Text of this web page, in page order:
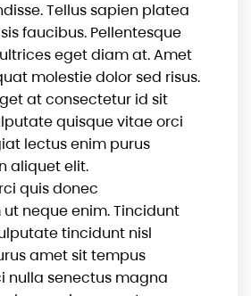
Tellus sapien platea
faucibus. Pellentesque
eget diam at. Amet
molestie dolor sed risus.
at consectetur id sit
quisque vitae orci
lectus enim purus
aliquet elit.
quis donec
neque enim. Tincidunt
tincidunt nisl
amet sit tempus
nulla senectus magna